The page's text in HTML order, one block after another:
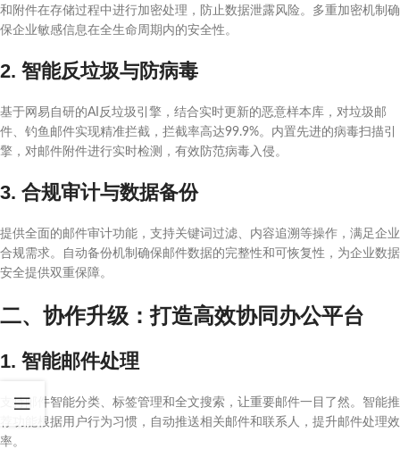
和附件在存储过程中进行加密处理，防止数据泄露风险。多重加密机制确
保企业敏感信息在全生命周期内的安全性。
2. 智能反垃圾与防病毒
基于网易自研的AI反垃圾引擎，结合实时更新的恶意样本库，对垃圾邮
件、钓鱼邮件实现精准拦截，拦截率高达99.9%。内置先进的病毒扫描引
擎，对邮件附件进行实时检测，有效防范病毒入侵。
3. 合规审计与数据备份
提供全面的邮件审计功能，支持关键词过滤、内容追溯等操作，满足企业
合规需求。自动备份机制确保邮件数据的完整性和可恢复性，为企业数据
安全提供双重保障。
二、协作升级：打造高效协同办公平台
1. 智能邮件处理
支持邮件智能分类、标签管理和全文搜索，让重要邮件一目了然。智能推
荐功能根据用户行为习惯，自动推送相关邮件和联系人，提升邮件处理效
率。